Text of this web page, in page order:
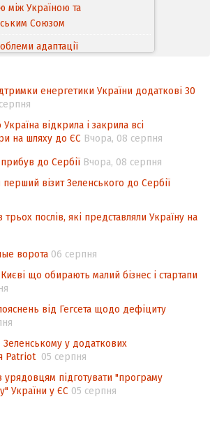
між Україною та
Cоюзом
адаптації
товарів відповідно до
торговельні аспекти прав
власності (TRIPS) у
євроінтеграції
законодавства щодо
механізму повторного
голосів виборців
енергетики України додаткові 30
відкрила і закрила всі
на шляху до ЄС Вчора, 08 серпня
до Сербії Вчора, 08 серпня
візит Зеленського до Сербії
послів, які представляли Україну на
ворота 06 серпня
що обирають малий бізнес і стартапи
від Гегсета щодо дефіциту
у додаткових
Patriot 05 серпня
підготувати "програму
України у ЄС 05 серпня